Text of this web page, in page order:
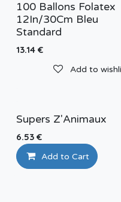
100 Ballons Folatex
12In/30Cm Bleu
Standard
13.14 €
Add to
Supers Z'Animaux
6.53 €
Add to Cart